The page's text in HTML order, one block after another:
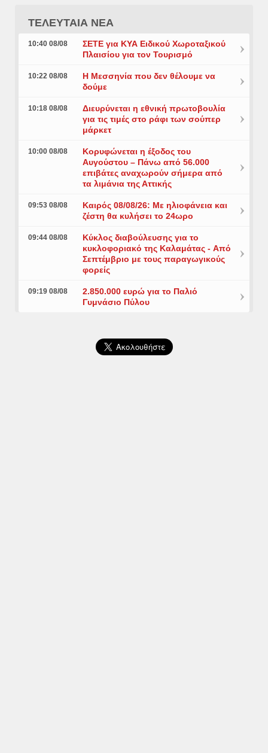
ΤΕΛΕΥΤΑΙΑ ΝΕΑ
10:40 08/08
ΣΕΤΕ για ΚΥΑ Ειδικού Χωροταξικού
Πλαισίου για τον Τουρισμό
10:22 08/08
Η Μεσσηνία που δεν θέλουμε να
δούμε
10:18 08/08
Διευρύνεται η εθνική πρωτοβουλία
για τις τιμές στο ράφι των σούπερ
μάρκετ
10:00 08/08
Κορυφώνεται η έξοδος του
Αυγούστου – Πάνω από 56.000
επιβάτες αναχωρούν σήμερα από
τα λιμάνια της Αττικής
09:53 08/08
Καιρός 08/08/26: Με ηλιοφάνεια και
ζέστη θα κυλήσει το 24ωρο
09:44 08/08
Κύκλος διαβούλευσης για το
κυκλοφοριακό της Καλαμάτας - Aπό
Σεπτέμβριο με τους παραγωγικούς
φορείς
09:19 08/08
2.850.000 ευρώ για το Παλιό
Γυμνάσιο Πύλου